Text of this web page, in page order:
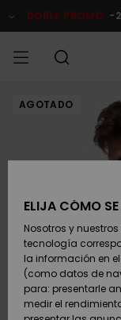
del
DOBLE PROMO -
HOMBRE
SURF
SNOW
AGOTADO
ELIJA CÓMO
Nosotros y
tecnología
la información en
(como datos de
para: presentarle
medir el